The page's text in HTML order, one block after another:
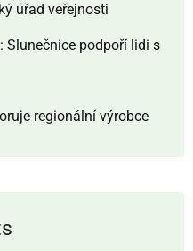
úřad veřejnosti
Slunečnice podpoří lidi s
regionální výrobce